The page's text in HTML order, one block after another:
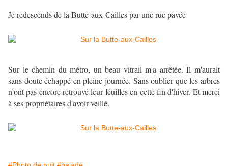
Je redescends de la Butte-aux-Cailles par une rue pavée
Sur le chemin du métro, un beau vitrail m'a arrêtée. Il m'aurait
sans doute échappé en pleine journée. Sans oublier que les arbres
n'ont pas encore retrouvé leur feuilles en cette fin d'hiver. Et merci
à ses propriétaires d'avoir veillé.